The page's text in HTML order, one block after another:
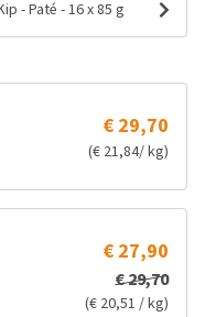
- Paté - 16 x 85 g
€ 29,70
(€ 21,84/ kg)
€ 27,90
€ 29,70
(€ 20,51 / kg)